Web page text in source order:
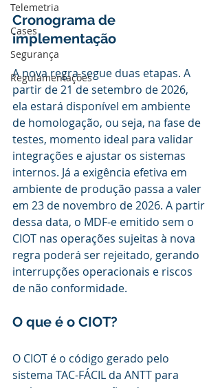
Telemetria
Cases
Segurança
Regulamentações
Cronograma de
implementação
A nova regra segue duas etapas. A
partir de 21 de setembro de 2026,
ela estará disponível em ambiente
de homologação, ou seja, na fase de
testes, momento ideal para validar
integrações e ajustar os sistemas
internos. Já a exigência efetiva em
ambiente de produção passa a valer
em 23 de novembro de 2026. A partir
dessa data, o MDF-e emitido sem o
CIOT nas operações sujeitas à nova
regra poderá ser rejeitado, gerando
interrupções operacionais e riscos
de não conformidade.
O que é o CIOT?
O CIOT é o código gerado pelo
sistema TAC-FÁCIL da ANTT para